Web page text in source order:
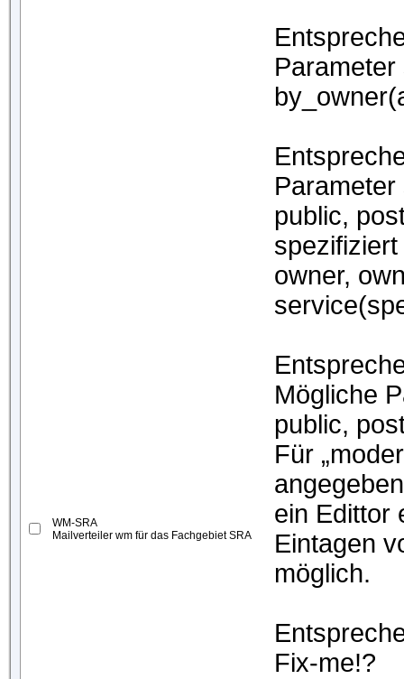
WM-SRA
Mailverteiler wm für das Fachgebiet SRA
Parameter
Parameter
public,
owner,
Mögliche
public,
Für
ein Edittor
Eintagen
möglich.
Fix-me!?